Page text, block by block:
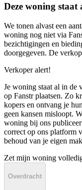
Deze woning
We tonen alvast een
woning nog niet via
bezichtigingen en
doorgegeven. De
Verkoper alert!
Je woning staat al in de
op Fanstr plaatsen. Zo
kopers en ontvang je
geen kansen misloopt.
woning bij ons
correct op ons platform
behoud van je eigen
Zet mijn woning
Overdracht